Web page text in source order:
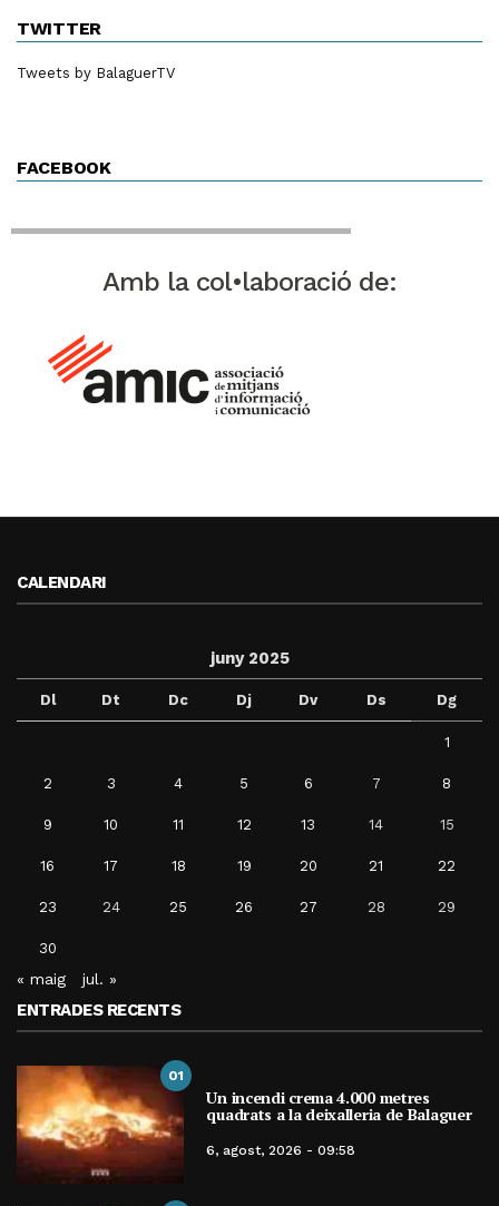
TWITTER
Tweets by BalaguerTV
FACEBOOK
Amb la col•laboració de:
CALENDARI
juny 2025
Dl Dt Dc Dj Dv Ds Dg
1
2 3 4 5 6 7 8
9 10 11 12 13 14 15
16 17 18 19 20 21 22
23 24 25 26 27 28 29
30
« maig jul. »
ENTRADES RECENTS
01
Un incendi crema 4.000 metres
quadrats a la deixalleria de Balaguer
6, agost, 2026 - 09:58